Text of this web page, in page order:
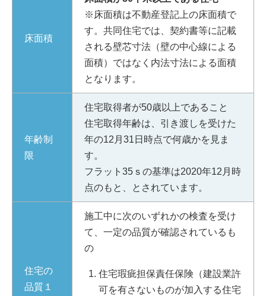
床面積
※床面積は不動産登記上の床面積で
す。共同住宅では、契約書等に記載
される壁芯寸法（壁の中心線による
面積）ではなく内法寸法による面積
となります。
年齢制
限
住宅取得者が50歳以上であること
住宅取得年齢は、引き渡しを受けた
年の12月31日時点で何歳かを見ま
す。
フラット35ｓの基準は2020年12月時
点のもと、とされています。
住宅の
品質１
施工中に次のいずれかの検査を受け
て、一定の品質が確認されているも
の
住宅瑕疵担保責任保険（建設業許
可を有さないものが加入する住宅